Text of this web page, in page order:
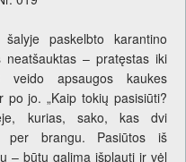
paskelbto karantino
neatšauktas – pratęstas iki
veido apsaugos kaukes
jo. „Kaip tokių pasisiūti?
kurias, sako, kas dvi
per brangu. Pasiūtos iš
– būtų galima išplauti ir vėl